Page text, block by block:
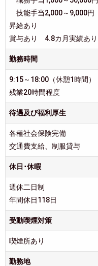
技能手当2,000～9,000円
昇給あり
賞与あり 4.8カ月実績あり
勤務時間
9:15～18:00（休憩1時間）
残業20時間程度
待遇及び福利厚生
各種社会保険完備
交通費支給、制服貸与
休日･休暇
週休二日制
年間休日118日
受動喫煙対策
喫煙所あり
勤務地